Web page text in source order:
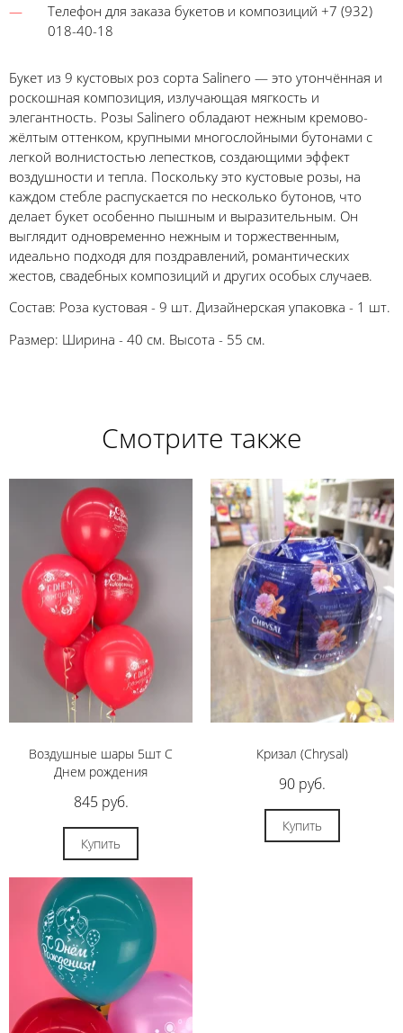
Телефон для заказа букетов и композиций +7 (932)
018-40-18
Букет из 9 кустовых роз сорта Salinero — это утончённая и
роскошная композиция, излучающая мягкость и
элегантность. Розы Salinero обладают нежным кремово-
жёлтым оттенком, крупными многослойными бутонами с
легкой волнистостью лепестков, создающими эффект
воздушности и тепла. Поскольку это кустовые розы, на
каждом стебле распускается по несколько бутонов, что
делает букет особенно пышным и выразительным. Он
выглядит одновременно нежным и торжественным,
идеально подходя для поздравлений, романтических
жестов, свадебных композиций и других особых случаев.
Состав: Роза кустовая - 9 шт. Дизайнерская упаковка - 1 шт.
Размер: Ширина - 40 см. Высота - 55 см.
Смотрите также
Воздушные шары 5шт С
Днем рождения
845 руб.
Купить
Кризал (Chrysal)
90 руб.
Купить